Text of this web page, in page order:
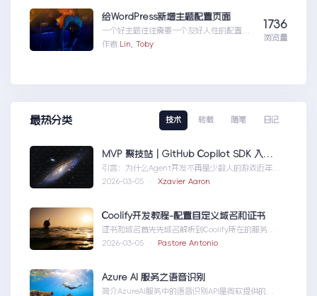
给WordPress新增主题配置页面
一个好主题往往需要一个友好人性的配置页
面，那怎么做呢？请听我细细道来。
作者: Lin, Toby
1736
浏览量
最热分类 技术 转载 随笔 日记
MVP 聚技站｜GitHub Copilot SDK 入门：五分钟构建你的第一个 AI Agent
引言：为什么Agent开发不再是少数人的游戏近年
来，随着人工智能技术的快速发展，AIAgen...MVP
2026-03-05 · Xzavier Aaron
Coolify开发教程-配置自定义域名和证书
证书和域名首先先域名解析到Coolify所在的服务
器，然后获取你的证书NGINX版本的，这里就不
2026-03-05 · Pastore Antonio
Azure AI 服务之语音识别
简介AzureAI服务中的语音识别API是微软提供的一